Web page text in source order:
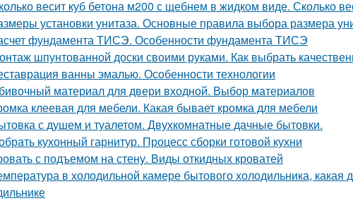
весит куб бетона м200 с щебнем в жидком виде. Сколько
установки унитаза. Основные правила выбора размера
фундамента ТИСЭ. Особенности фундамента ТИСЭ
шпунтованной доски своими руками. Как выбрать
ванны эмалью. Особенности технологии
материал для двери входной. Выбор материалов
клеевая для мебели. Какая бывает кромка для мебели
с душем и туалетом. Двухкомнатные дачные бытовки.
кухонный гарнитур. Процесс сборки готовой кухни
с подъемом на стену. Виды откидных кроватей
в холодильной камере бытового холодильника,